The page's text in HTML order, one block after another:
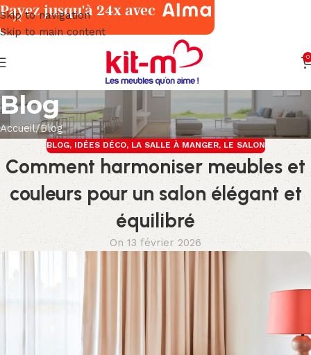
Skip to navigation
Skip to main content
0
Blog
Accueil Blog
BLOG, IDÉES DÉCO, LA SALLE À MANGER, LE SALON
Comment harmoniser meubles et
couleurs pour un salon élégant et
équilibré
On 13 février 2026
Payez jusqu'à 24x avec